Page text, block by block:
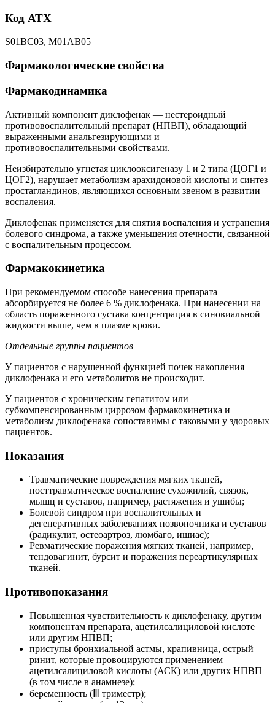
Код АТХ
S01BC03, M01AB05
Фармакологические свойства
Фармакодинамика
Активный компонент диклофенак — нестероидный
противовоспалительный препарат (НПВП), обладающий
выраженными анальгезирующими и
противовоспалительными свойствами.
Неизбирательно угнетая циклооксигеназу 1 и 2 типа (ЦОГ1 и
ЦОГ2), нарушает метаболизм арахидоновой кислоты и синтез
простагландинов, являющихся основным звеном в развитии
воспаления.
Диклофенак применяется для снятия воспаления и устранения
болевого синдрома, а также уменьшения отечности, связанной
с воспалительным процессом.
Фармакокинетика
При рекомендуемом способе нанесения препарата
абсорбируется не более 6 % диклофенака. При нанесении на
область пораженного сустава концентрация в синовиальной
жидкости выше, чем в плазме крови.
Отдельные группы пациентов
У пациентов с нарушенной функцией почек накопления
диклофенака и его метаболитов не происходит.
У пациентов с хроническим гепатитом или
субкомпенсированным циррозом фармакокинетика и
метаболизм диклофенака сопоставимы с таковыми у здоровых
пациентов.
Показания
Травматические повреждения мягких тканей,
посттравматическое воспаление сухожилий, связок,
мышц и суставов, например, растяжения и ушибы;
Болевой синдром при воспалительных и
дегенеративных заболеваниях позвоночника и суставов
(радикулит, остеоартроз, люмбаго, ишиас);
Ревматические поражения мягких тканей, например,
тендовагинит, бурсит и поражения переартикулярных
тканей.
Противопоказания
Повышенная чувствительность к диклофенаку, другим
компонентам препарата, ацетилсалициловой кислоте
или другим НПВП;
приступы бронхиальной астмы, крапивница, острый
ринит, которые провоцируются применением
ацетилсалициловой кислоты (АСК) или других НПВП
(в том числе в анамнезе);
беременность (Ⅲ триместр);